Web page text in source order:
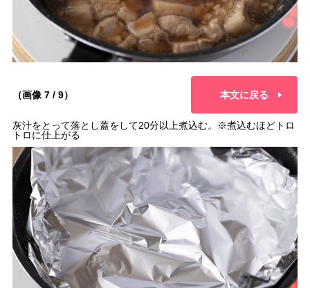
（画像 7 / 9） 本文に戻る
灰汁をとって落とし蓋をして20分以上煮込む。※煮込むほどトロ
トロに仕上がる